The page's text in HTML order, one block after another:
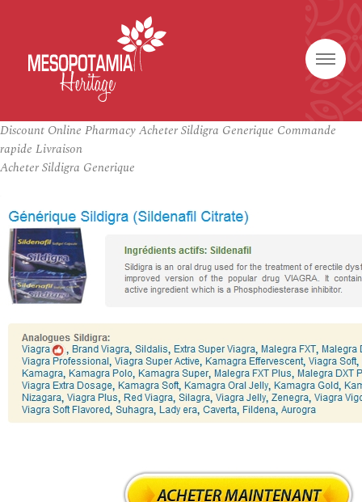
Discount Online Pharmacy Acheter Sildigra Generique Commande
rapide Livraison
Acheter Sildigra Generique